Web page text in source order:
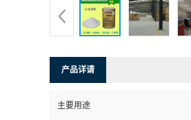
产品详请
主要用途